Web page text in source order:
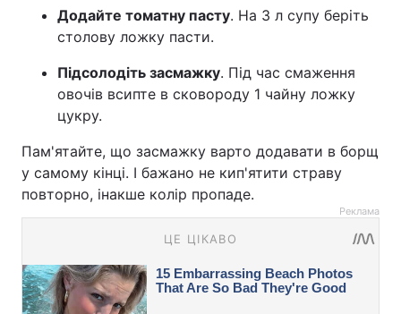
Додайте томатну пасту. На 3 л супу беріть
столову ложку пасти.
Підсолодіть засмажку. Під час смаження
овочів всипте в сковороду 1 чайну ложку
цукру.
Пам'ятайте, що засмажку варто додавати в борщ
у самому кінці. І бажано не кип'ятити страву
повторно, інакше колір пропаде.
Реклама